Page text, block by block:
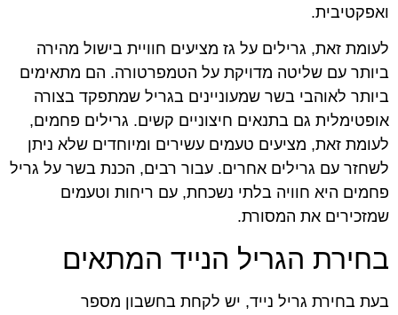
ואפקטיבית.
לעומת זאת, גרילים על גז מציעים חוויית בישול מהירה
ביותר עם שליטה מדויקת על הטמפרטורה. הם מתאימים
ביותר לאוהבי בשר שמעוניינים בגריל שמתפקד בצורה
אופטימלית גם בתנאים חיצוניים קשים. גרילים פחמים,
לעומת זאת, מציעים טעמים עשירים ומיוחדים שלא ניתן
לשחזר עם גרילים אחרים. עבור רבים, הכנת בשר על גריל
פחמים היא חוויה בלתי נשכחת, עם ריחות וטעמים
שמזכירים את המסורת.
בחירת הגריל הנייד המתאים
בעת בחירת גריל נייד, יש לקחת בחשבון מספר